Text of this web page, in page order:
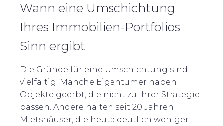
Wann eine Umschichtung
Ihres Immobilien-Portfolios
Sinn ergibt
Die Gründe für eine Umschichtung sind
vielfältig. Manche Eigentümer haben
Objekte geerbt, die nicht zu ihrer Strategie
passen. Andere halten seit 20 Jahren
Mietshäuser, die heute deutlich weniger